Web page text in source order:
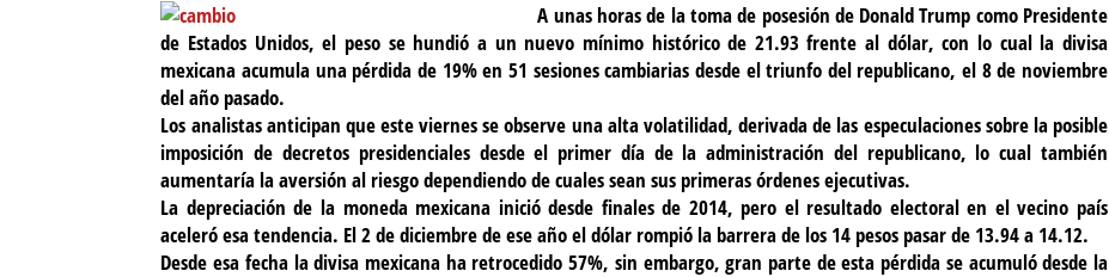
A unas horas de la toma de posesión de Donald Trump como Presidente
de Estados Unidos, el peso se hundió a un nuevo mínimo histórico de 21.93 frente al dólar, con lo cual la divisa
mexicana acumula una pérdida de 19% en 51 sesiones cambiarias desde el triunfo del republicano, el 8 de noviembre
del año pasado.
Los analistas anticipan que este viernes se observe una alta volatilidad, derivada de las especulaciones sobre la posible
imposición de decretos presidenciales desde el primer día de la administración del republicano, lo cual también
aumentaría la aversión al riesgo dependiendo de cuales sean sus primeras órdenes ejecutivas.
La depreciación de la moneda mexicana inició desde finales de 2014, pero el resultado electoral en el vecino país
aceleró esa tendencia. El 2 de diciembre de ese año el dólar rompió la barrera de los 14 pesos pasar de 13.94 a 14.12.
Desde esa fecha la divisa mexicana ha retrocedido 57%, sin embargo, gran parte de esta pérdida se acumuló desde la